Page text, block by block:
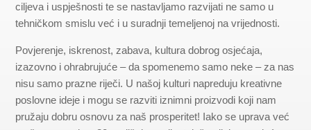
ciljeva i uspješnosti te se nastavljamo razvijati ne samo u
tehničkom smislu već i u suradnji temeljenoj na vrijednosti.
Povjerenje, iskrenost, zabava, kultura dobrog osjećaja,
izazovno i ohrabrujuće – da spomenemo samo neke – za nas
nisu samo prazne riječi. U našoj kulturi napreduju kreativne
poslovne ideje i mogu se razviti iznimni proizvodi koji nam
pružaju dobru osnovu za naš prosperitet! Iako se uprava već